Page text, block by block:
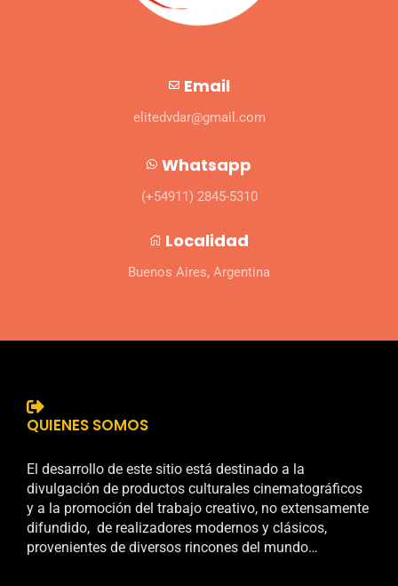
Email
elitedvdar@gmail.com
Whatsapp
(+54911) 2845-5310
Localidad
Buenos Aires, Argentina
QUIENES SOMOS
El desarrollo de este sitio está destinado a la
divulgación de productos culturales cinematográficos
y a la promoción del trabajo creativo, no extensamente
difundido, de realizadores modernos y clásicos,
provenientes de diversos rincones del mundo…